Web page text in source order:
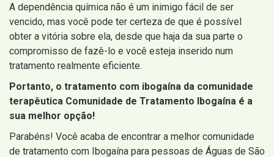
A dependência química não é um inimigo fácil de ser
vencido, mas você pode ter certeza de que é possível
obter a vitória sobre ela, desde que haja da sua parte o
compromisso de fazê-lo e você esteja inserido num
tratamento realmente eficiente.
Portanto, o tratamento com ibogaína da comunidade
terapêutica Comunidade de Tratamento Ibogaína é a
sua melhor opção!
Parabéns! Você acaba de encontrar a melhor comunidade
de tratamento com Ibogaína para pessoas de Águas de São